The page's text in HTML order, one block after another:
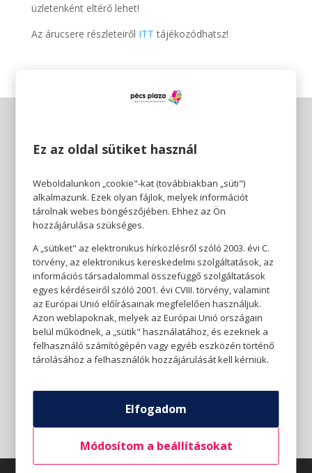
üzletenként eltérő lehet!
Az árucsere részleteiről ITTtájékozódhatsz!
Ez az oldal sütiket használ
Weboldalunkon „cookie"-kat (továbbiakban „süti")
alkalmazunk. Ezek olyan fájlok, melyek információt
tárolnak webes böngészőjében. Ehhez az Ön
hozzájárulása szükséges.
A „sütiket" az elektronikus hírközlésről szóló 2003. évi C.
törvény, az elektronikus kereskedelmi szolgáltatások, az
információs társadalommal összefüggő szolgáltatások
egyes kérdéseiről szóló 2001. évi CVIII. törvény, valamint
az Európai Unió előírásainak megfelelően használjuk.
Azon weblapoknak, melyek az Európai Unió országain
belül működnek, a „sütik" használatához, és ezeknek a
felhasználó számítógépén vagy egyéb eszközén történő
tárolásához a felhasználók hozzájárulását kell kérniük.
Elfogadom
Módosítom a beállításokat